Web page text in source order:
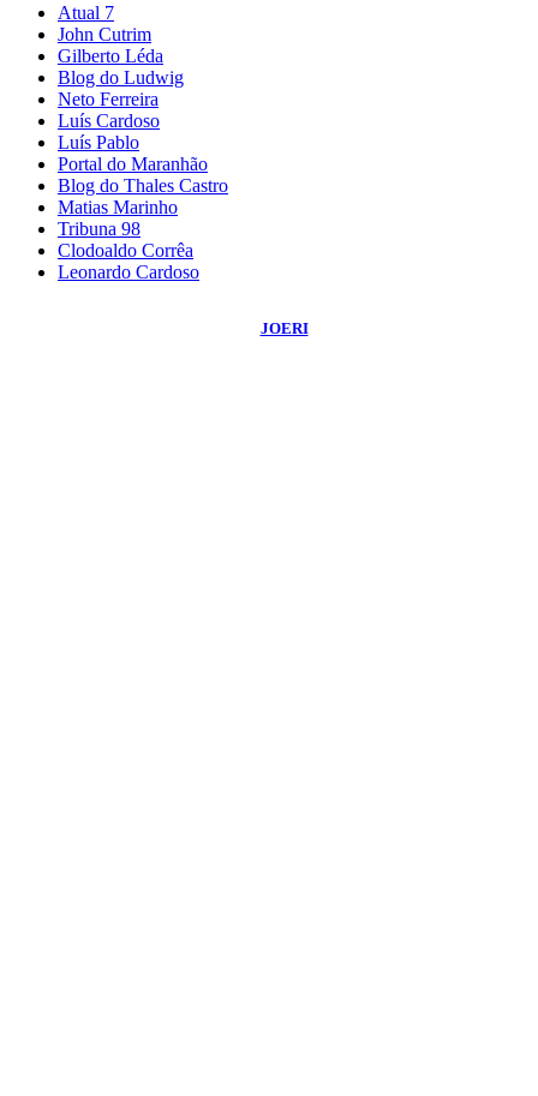
Atual 7
John Cutrim
Gilberto Léda
Blog do Ludwig
Neto Ferreira
Luís Cardoso
Luís Pablo
Portal do Maranhão
Blog do Thales Castro
Matias Marinho
Tribuna 98
Clodoaldo Corrêa
Leonardo Cardoso
JOERI